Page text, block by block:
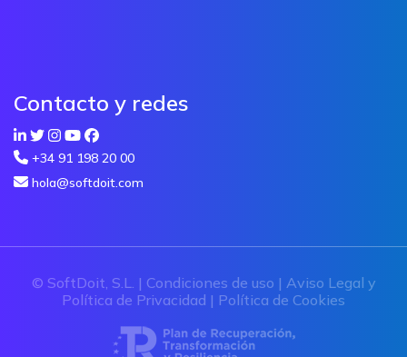
Contacto y redes
+34 91 198 20 00
hola@softdoit.com
© SoftDoit, S.L. | Condiciones de uso | Aviso Legal y
Política de Privacidad | Política de Cookies